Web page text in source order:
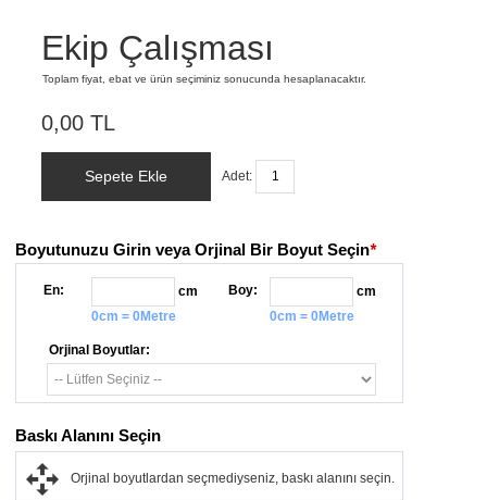
Ekip Çalışması
Toplam fiyat, ebat ve ürün seçiminiz sonucunda hesaplanacaktır.
0,00 TL
Sepete Ekle Adet:
Boyutunuzu Girin veya Orjinal Bir Boyut Seçin*
En:
cm
0cm = 0Metre
Boy:
cm
0cm = 0Metre
Orjinal Boyutlar:
Baskı Alanını Seçin
Orjinal boyutlardan seçmediyseniz, baskı alanını seçin.